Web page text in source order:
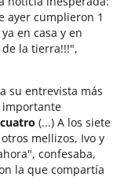
ayer cumplieron 1
en casa y en
de la tierra!!!",
su entrevista más
importante
(...) A los siete
mellizos, Ivo y
confesaba,
la que compartía